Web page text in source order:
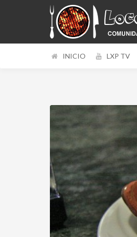
INICIO LXP TV